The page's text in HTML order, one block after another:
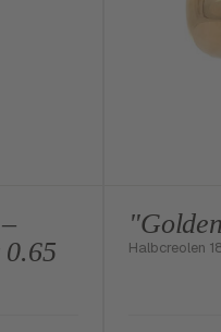
Halbcreolen